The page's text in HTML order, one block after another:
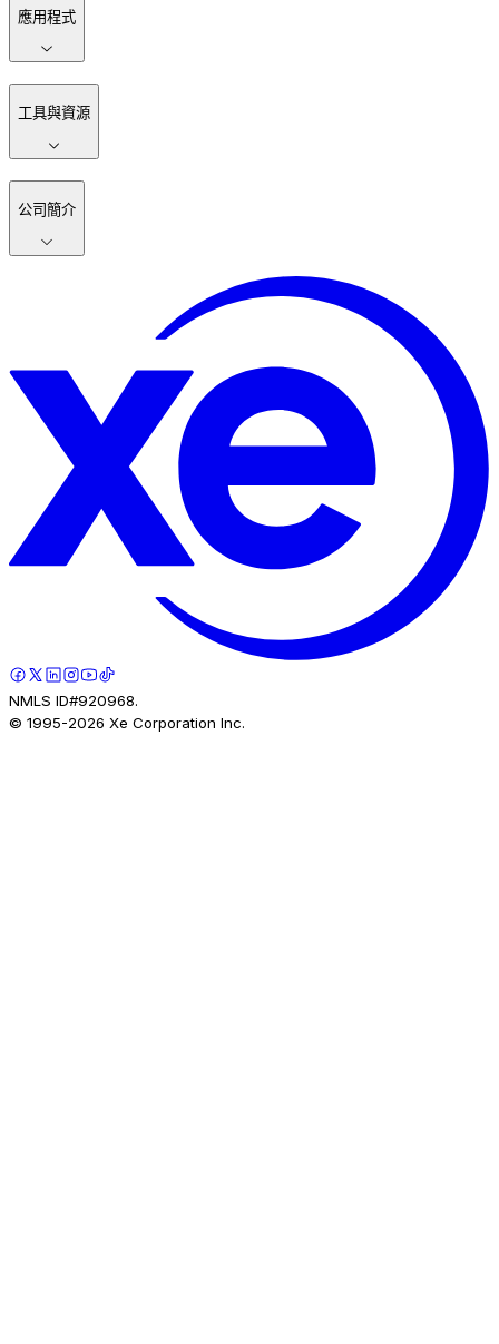
應用程式
工具與資源
公司簡介
NMLS ID#920968.
© 1995-2026 Xe Corporation Inc.